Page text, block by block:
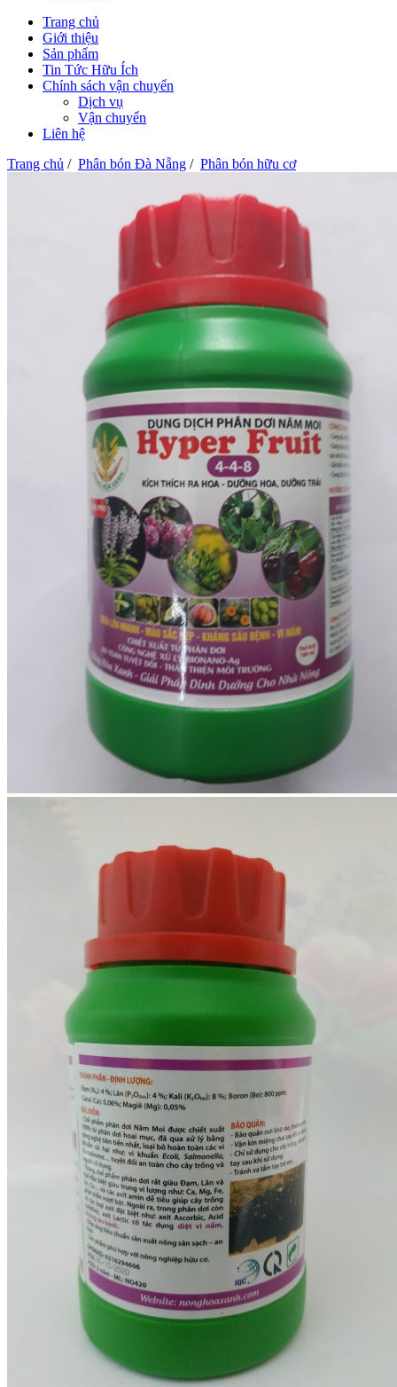
Trang chủ
Giới thiệu
Sản phẩm
Tin Tức Hữu Ích
Chính sách vận chuyển
Dịch vụ
Vận chuyển
Liên hệ
Trang chủ / Phân bón Đà Nẵng / Phân bón hữu cơ